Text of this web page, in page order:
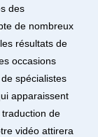
des
de nombreux
résultats de
occasions
spécialistes
apparaissent
de
vidéo attirera